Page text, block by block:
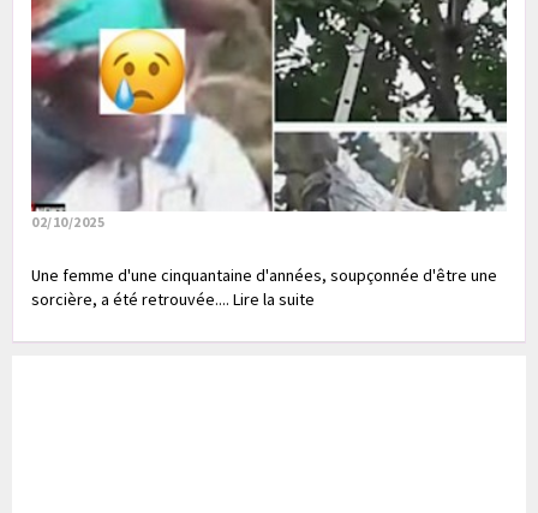
02/10/2025
Une femme d'une cinquantaine d'années, soupçonnée d'être une
sorcière, a été retrouvée.... Lire la suite